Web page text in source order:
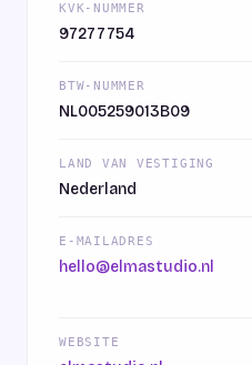
KVK-NUMMER
97277754
BTW-NUMMER
NL005259013B09
LAND VAN VESTIGING
Nederland
E-MAILADRES
hello@elmastudio.nl
WEBSITE